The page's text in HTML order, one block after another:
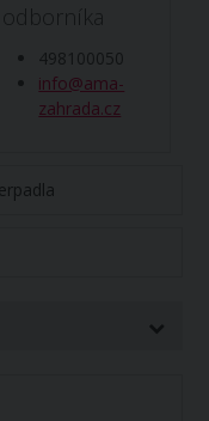
odborníka
498100050
info@ama-
zahrada.cz